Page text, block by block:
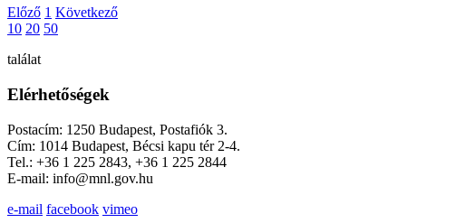
Előző 1 Következő
10 20 50
találat
Elérhetőségek
Postacím: 1250 Budapest, Postafiók 3.
Cím: 1014 Budapest, Bécsi kapu tér 2-4.
Tel.: +36 1 225 2843, +36 1 225 2844
E-mail: info@mnl.gov.hu
e-mail facebook vimeo